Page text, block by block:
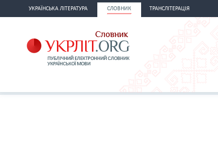
УКРАЇНСЬКА ЛІТЕРАТУРА СЛОВНИК ТРАНСЛІТЕРАЦІЯ